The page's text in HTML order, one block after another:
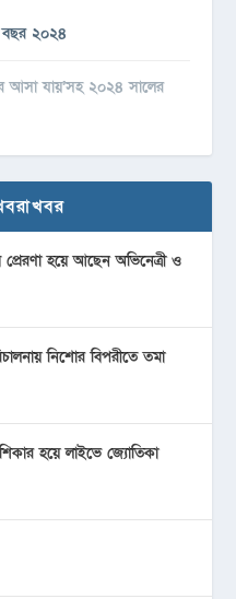
বছর ২০২৪
আসা যায়’সহ ২০২৪ সালের
হয়ে আছেন অভিনেত্রী ও
নিশোর বিপরীতে তমা
হয়ে লাইভে জ্যোতিকা